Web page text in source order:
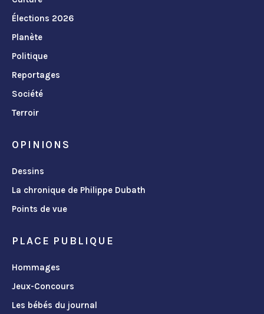
Élections 2026
Planète
Politique
Reportages
Société
Terroir
OPINIONS
Dessins
La chronique de Philippe Dubath
Points de vue
PLACE PUBLIQUE
Hommages
Jeux-Concours
Les bébés du journal